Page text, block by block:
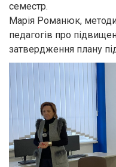
семестр.
Марія Романюк,
педагогів про
затвердження плану